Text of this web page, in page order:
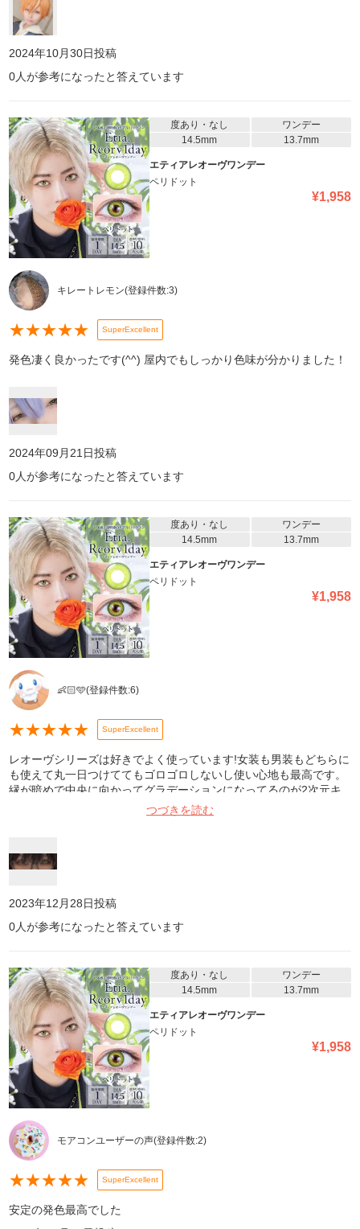
2024年10月30日投稿
0人が参考になったと答えています
度あり・なし
ワンデー
14.5mm
13.7mm
エティアレオーヴワンデー
ペリドット
¥1,958
キレートレモン(登録件数:3)
★★★★★ SuperExcellent
発色凄く良かったです(^^) 屋内でもしっかり色味が分かりました！
2024年09月21日投稿
0人が参考になったと答えています
度あり・なし
ワンデー
14.5mm
13.7mm
エティアレオーヴワンデー
ペリドット
¥1,958
👶🏻🩵(登録件数:6)
★★★★★ SuperExcellent
レオーヴシリーズは好きでよく使っています!女装も男装もどちらに
も使えて丸一日つけててもゴロゴロしないし使い心地も最高です。
縁が暗めで中央に向かってグラデーションになってるのが2次元キ
ャラの瞳にかなり似るので写真写りもとてもいいです︎( ᴖ ·̫ ᴖ )︎︎👍🏻⭐️
つづきを読む
2023年12月28日投稿
0人が参考になったと答えています
度あり・なし
ワンデー
14.5mm
13.7mm
エティアレオーヴワンデー
ペリドット
¥1,958
モアコンユーザーの声(登録件数:2)
★★★★★ SuperExcellent
安定の発色最高でした